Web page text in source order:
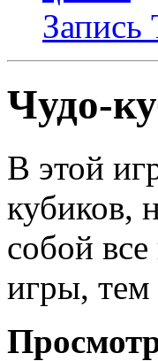
Чудо-
В этой
кубиков,
собой
игры, тем